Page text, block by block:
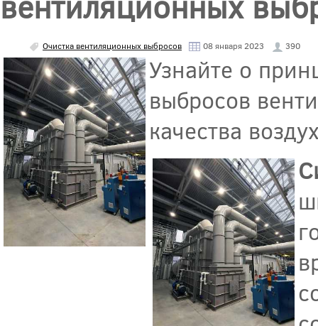
Очистка вентиляционных выбросов 08 января 2023 390
Узнайте о
выбросов
качества